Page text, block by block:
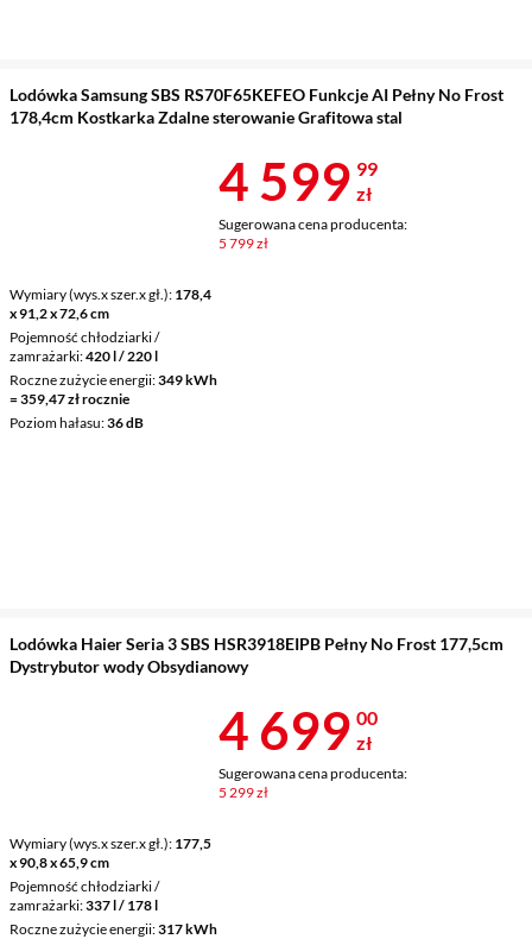
Lodówka Samsung SBS RS70F65KEFEO Funkcje AI Pełny No Frost
178,4cm Kostkarka Zdalne sterowanie Grafitowa stal
Wymiary (wys.x szer.x gł.) 178,4
x 91,2 x 72,6 cm
Pojemność chłodziarki /
zamrażarki 420 l / 220 l
Roczne zużycie energii 349 kWh
= 359,47 zł rocznie
Poziom hałasu 36 dB
Cena 4
4 599 99
zł
Sugerowana cena producenta:
5 799 zł
Lodówka Haier Seria 3 SBS HSR3918EIPB Pełny No Frost 177,5cm
Dystrybutor wody Obsydianowy
Wymiary (wys.x szer.x gł.) 177,5
x 90,8 x 65,9 cm
Pojemność chłodziarki /
zamrażarki 337 l / 178 l
Roczne zużycie energii 317 kWh
Cena 4 699 zł
4 699 00
zł
Sugerowana cena producenta:
5 299 zł